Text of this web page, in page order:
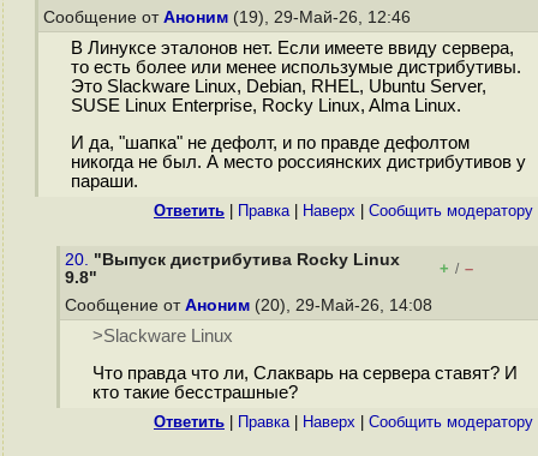
Сообщение от Аноним (19), 29-Май-26, 12:46
В Линуксе эталонов нет. Если имеете ввиду сервера,
то есть более или менее использумые дистрибутивы.
Это Slackware Linux, Debian, RHEL, Ubuntu Server,
SUSE Linux Enterprise, Rocky Linux, Alma Linux.
И да, "шапка" не дефолт, и по правде дефолтом
никогда не был. А место россиянских дистрибутивов у
параши.
Ответить Правка| Наверх Cообщить модератору
20. "Выпуск дистрибутива Rocky Linux
9.8"
+ / –
Сообщение от Аноним (20), 29-Май-26, 14:08
>Slackware Linux
Что правда что ли, Слакварь на сервера ставят? И
кто такие бесстрашные?
Ответить Правка| Наверх Cообщить модератору